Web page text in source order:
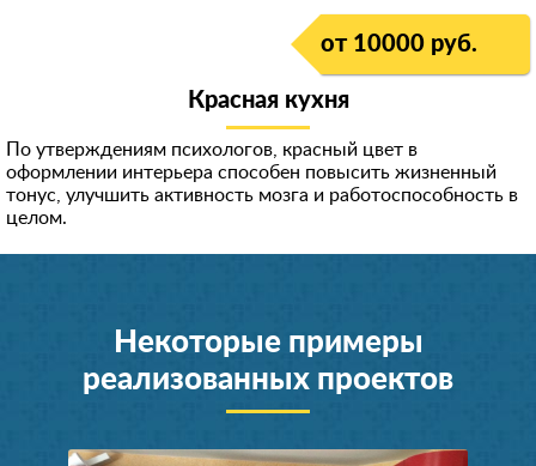
от 10000 руб.
Красная кухня
По утверждениям психологов, красный цвет в
оформлении интерьера способен повысить жизненный
тонус, улучшить активность мозга и работоспособность в
целом.
Некоторые примеры
реализованных проектов